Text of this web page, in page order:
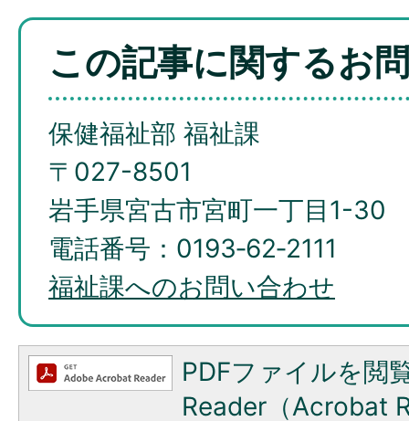
この記事に関するお
保健福祉部 福祉課
〒027-8501
岩手県宮古市宮町一丁目1-30
電話番号：0193‐62‐2111
福祉課へのお問い合わせ
PDFファイルを閲
Reader（Acrobat